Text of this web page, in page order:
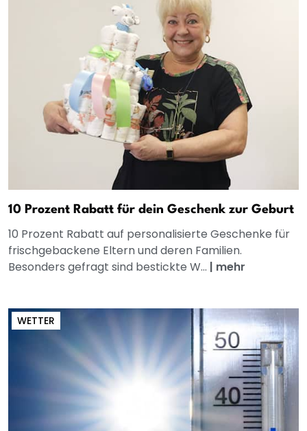
10 Prozent Rabatt für dein Geschenk zur Geburt
10 Prozent Rabatt auf personalisierte Geschenke für
frischgebackene Eltern und deren Familien.
Besonders gefragt sind bestickte W... | mehr
WETTER